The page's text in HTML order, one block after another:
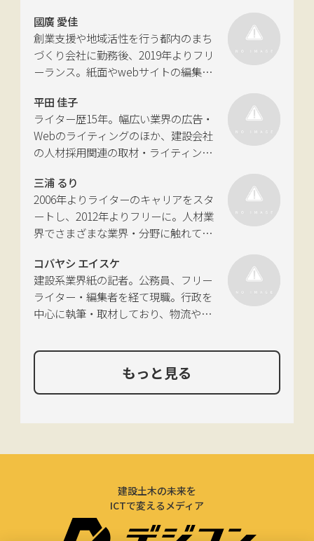
新聞社モビリティビジネス専門誌
『LIGARE』初代編集長を経て、2013年
に独立。国土交通省の「自転車の活用
推進に向けた有識者会議」、「交通政
共交通部会」、「MaaS関連データ検
討会」、SIP第2期自動運転（システム
とサービスの拡張）ピアレビュー委員
会などの委員を歴任。
國廣 愛佳
創業支援や地域活性を行う都内のまち
づくり会社に勤務後、2019年よりフリ
ーランス。紙面やwebサイトの編集、
どの執筆を中心に、ジャンルを問わず
活動。四国にある築100年の実家をど
う生かすかが長年の悩み。
平田 佳子
ライター歴15年。幅広い業界の広告・
Webのライティングのほか、建設会社
の人材採用関連の取材・ライティング
仕事をしていたため、小さな頃から憧
れあり。
三浦 るり
2006年よりライターのキャリアをスタ
ートし、2012年よりフリーに。人材業
界でさまざまな業界・分野に触れてき
を手掛ける。現在は特に建築や不動
産、さらにはDX分野を探究中。
コバヤシ エイスケ
建設系業界紙の記者。公務員、フリー
ライター・編集者を経て現職。行政を
中心に執筆・取材しており、物流や環
もっと見る
建設土木の未来を
ICTで変えるメディア